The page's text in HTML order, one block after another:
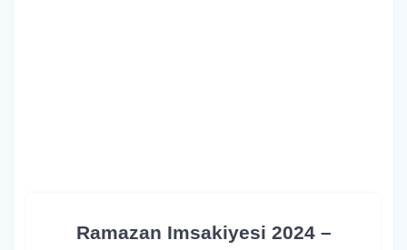
Ramazan Imsakiyesi 2024 –